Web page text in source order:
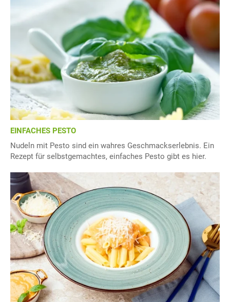
EINFACHES PESTO
Nudeln mit Pesto sind ein wahres Geschmackserlebnis. Ein
Rezept für selbstgemachtes, einfaches Pesto gibt es hier.